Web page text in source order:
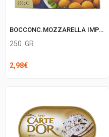
BOCCONC.MOZZARELLA IMPAN.SELEX
250 GR
2,98€